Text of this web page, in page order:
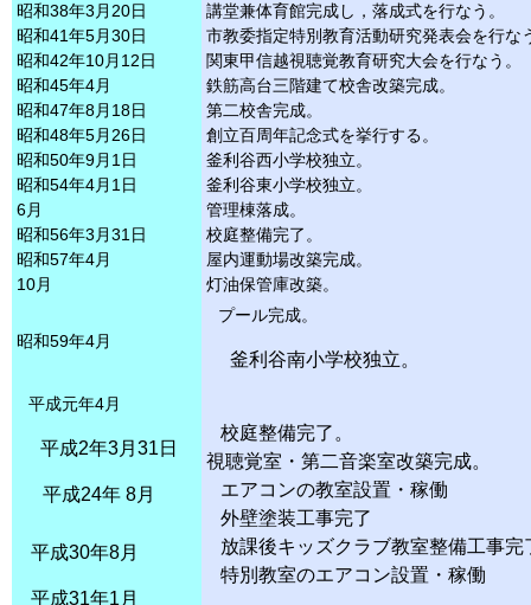
昭和38年3月20日
講堂兼体育館完成し，落成式を行なう。
昭和41年5月30日
市教委指定特別教育活動研究発表会を行な
昭和42年10月12日
関東甲信越視聴覚教育研究大会を行なう。
昭和45年4月
鉄筋高台三階建て校舎改築完成。
昭和47年8月18日
第二校舎完成。
昭和48年5月26日
創立百周年記念式を挙行する。
昭和50年9月 1日
釜利谷西小学校独立。
昭和54年4月 1日
釜利谷東小学校独立。
6月
管理棟落成。
昭和56年3月31日
校庭整備完了。
昭和57年4月
屋内運動場改築完成。
10月
灯油保管庫改築。
昭和59年4月
プール完成。
釜利谷南小学校独立。
平成元年4月
平成2年3月31日
平成24年 8月
平成30年8月
平成31年1月
校庭整備完了。
視聴覚室・第二音楽室改築完成。
エアコンの教室設置・稼働
外壁塗装工事完了
放課後キッズクラブ教室整備工事完
特別教室のエアコン設置・稼働